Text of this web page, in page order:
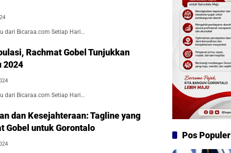
dari Bicaraa.com Setiap Hari…
Rachmat Gobel Tunjukkan
2024
dari Bicaraa.com Setiap Hari…
dan Kesejahteraan: Tagline yang
Gobel untuk Gorontalo
Pos Populer